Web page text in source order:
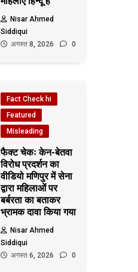
Nisar Ahmed
Siddiqui
अगस्त 8, 2026
0
Fact Check hi
Featured
Misleading
फैक्ट चेकः केन-बेतवा
विरोध प्रदर्शन का
वीडियो मणिपुर में सेना
द्वारा महिलाओं पर
बर्बरता का बताकर
भ्रामक दावा किया गया
Nisar Ahmed
Siddiqui
अगस्त 6, 2026
0